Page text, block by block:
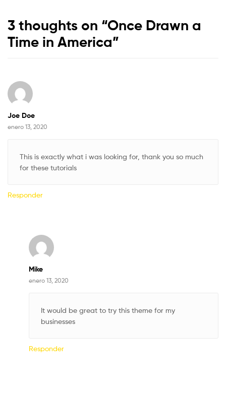
3 thoughts on “Once Drawn a
Time in America”
Joe Doe
enero 13, 2020
This is exactly what i was looking for, thank you so much
for these tutorials
Responder
Mike
enero 13, 2020
It would be great to try this theme for my
businesses
Responder